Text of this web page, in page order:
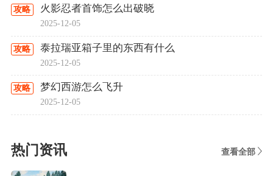
攻略 火影忍者首饰怎么出破晓
2025-12-05
攻略 泰拉瑞亚箱子里的东西有什么
2025-12-05
攻略 梦幻西游怎么飞升
2025-12-05
热门资讯 查看全部